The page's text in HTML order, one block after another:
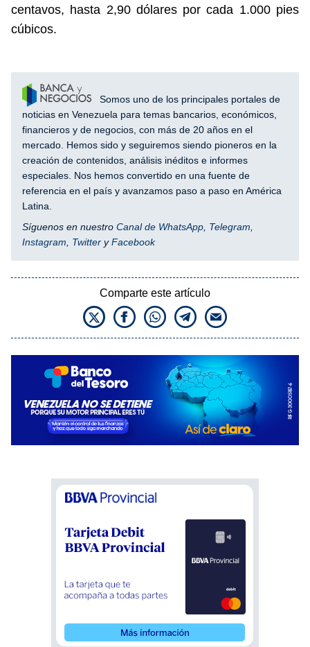
centavos, hasta 2,90 dólares por cada 1.000 pies
cúbicos.
Somos uno de los principales portales de
noticias en Venezuela para temas bancarios, económicos,
financieros y de negocios, con más de 20 años en el
mercado. Hemos sido y seguiremos siendo pioneros en la
creación de contenidos, análisis inéditos e informes
especiales. Nos hemos convertido en una fuente de
referencia en el país y avanzamos paso a paso en América
Latina.
Síguenos en nuestro Canal de WhatsApp Telegram
Instagram
Twitter yFacebook
Comparte este artículo